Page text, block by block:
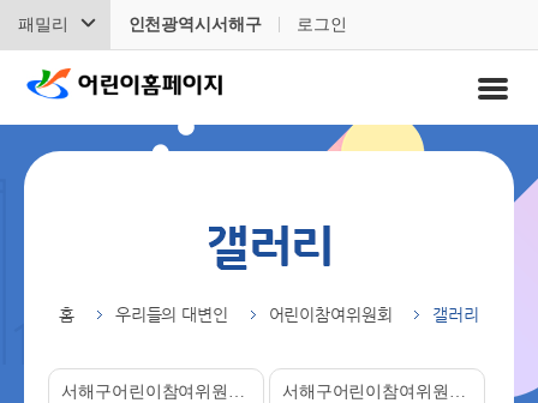
패밀리 인천광역시서해구 로그인
홈 우리들의 대변인 어린이참여위원회 갤러리
서해구어린이참여위원회소개 서해구어린이참여위원소개